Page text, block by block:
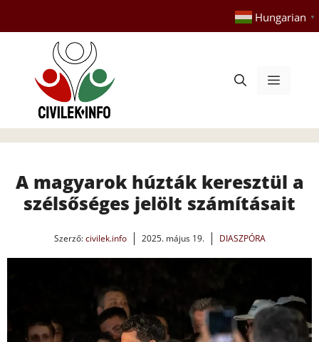
tartalomba
Hungarian ▼
Menü
A magyarok húzták keresztül a
szélsőséges jelölt számításait
Szerző:civilek.info 2025. május 19. DIASZPÓRA